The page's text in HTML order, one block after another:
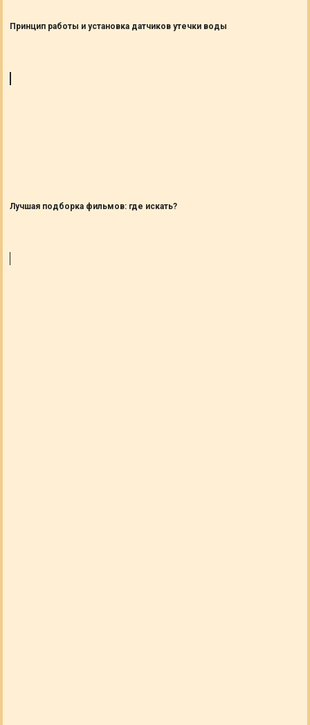
Принцип работы и установка датчиков утечки воды
Лучшая подборка фильмов: где искать?